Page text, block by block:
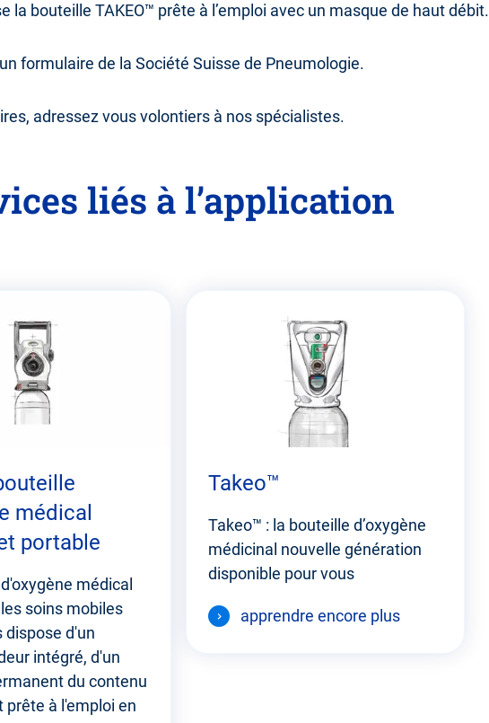
la bouteille TAKEO™ prête à l’emploi avec un masque de haut débit.
formulaire de la Société Suisse de Pneumologie.
adressez vous volontiers à nos spécialistes.
liés à l’application
médical
portable
médical
soins mobiles
dispose d'un
intégré, d'un
du contenu
prête à l'emploi en
Takeo™
Takeo™ : la bouteille d’oxygène
médicinal nouvelle génération
disponible pour vous
apprendre encore plus